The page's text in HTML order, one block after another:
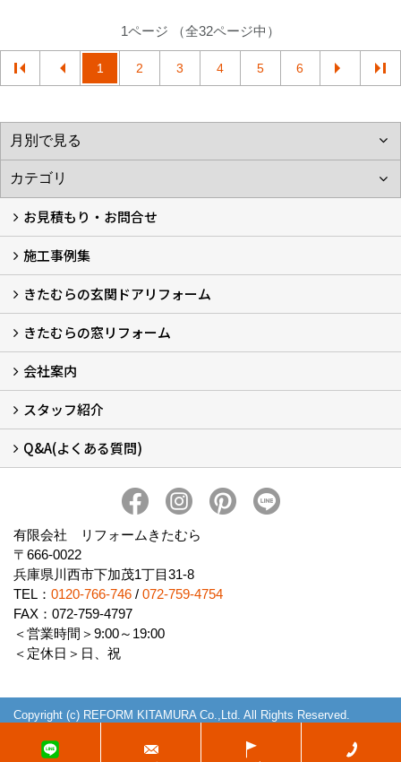
1ページ （全32ページ中）
1 2 3 4 5 6
お見積もり・お問合せ
LINEで概算見積もり
チャットで質問
問い合わせフォームから
オンライン相談
電話で相談
無料現地調査をご希望の方
施工事例集
玄関ドアリフォーム
玄関引戸リフォーム
勝手口ドアリフォーム
窓リフォーム
きたむらの玄関ドアリフォーム
玄関ドアリフォームについて
リシェントについて (23)
・玄関ドアバリエーション (52)
・玄関引戸バリエーション (44)
・勝手口ドアバリエーション (11)
安心の自社施工
無料点検
保証について
価格について
概算見積について (2)
きたむらの窓リフォーム
窓リフォームについて (5)
・内窓設置-LIXILインプラス
・内窓設置-AGCまどまど
・窓交換
・エコガラス交換
・防犯・防災ガラス交換
会社案内
会社概要 (2)
ブログ
アクセス
施工エリア
施工までの流れ
SNSインフォメーション
チャット機能
オンライン打合わせ
補助金について (2)
スタッフ紹介
スタッフ紹介
Q&A(よくある質問)
有限会社 リフォームきたむら
〒666-0022
兵庫県川西市下加茂1丁目31-8
TEL： 0120-766-746 / 072-759-4754
FAX：072-759-4797
＜営業時間＞9:00～19:00
＜定休日＞日、祝
Copyright (c) REFORM KITAMURA Co.,Ltd. All Rights Reserved.